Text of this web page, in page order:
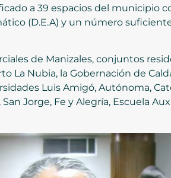
a 39 espacios del municipio
(D.E.A) y un número
de Manizales, conjuntos
La Nubia, la Gobernación de
Luis Amigó, Autónoma,
Jorge, Fe y Alegría, Escuela